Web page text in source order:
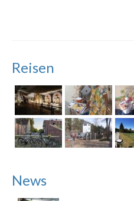
Reisen
News